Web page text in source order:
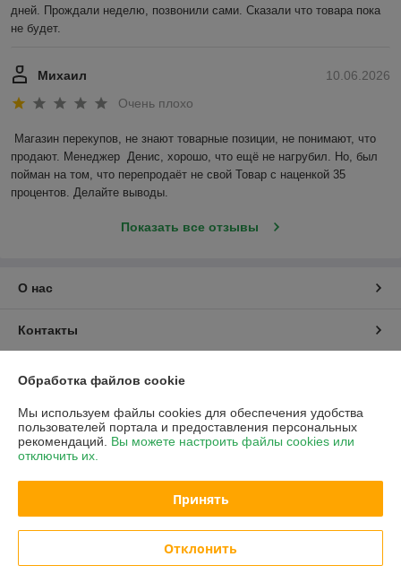
дней. Прождали неделю, позвонили сами. Сказали что товара пока
не будет.
10.06.2026
Михаил
Очень плохо
Магазин перекупов, не знают товарные позиции, не понимают, что
продают. Менеджер  Денис, хорошо, что ещё не нагрубил. Но, был
пойман на том, что перепродаёт не свой Товар с наценкой 35
процентов. Делайте выводы.
Показать все отзывы
О нас
Контакты
График работы
Полная версия сайта
Политика обработки cookies
Обработка файлов cookie
Мы используем файлы cookies для обеспечения удобства
пользователей портала и предоставления персональных
рекомендаций. Вы можете настроить файлы cookies или
отключить их.
Принять
Отклонить